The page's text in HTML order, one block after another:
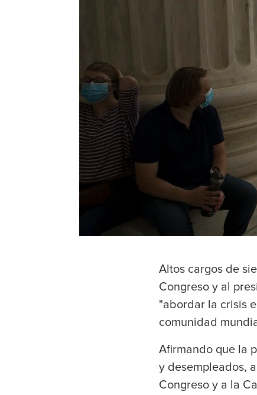
Altos cargos de
Congreso y al
"abordar la crisis
comunidad
Afirmando que la
y desempleados,
Congreso y a la